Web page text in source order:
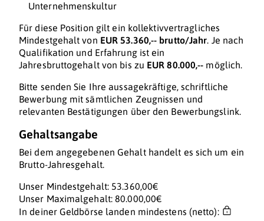
Unternehmenskultur
Für diese Position gilt ein kollektivvertragliches
Mindestgehalt von EUR 53.360,-- brutto/Jahr. Je nach
Qualifikation und Erfahrung ist ein
Jahresbruttogehalt von bis zu EUR 80.000,-- möglich.
Bitte senden Sie Ihre aussagekräftige, schriftliche
Bewerbung mit sämtlichen Zeugnissen und
relevanten Bestätigungen über den Bewerbungslink.
Gehaltsangabe
Bei dem angegebenen Gehalt handelt es sich um ein
Brutto-Jahresgehalt.
Unser Mindestgehalt: 53.360,00€
Unser Maximalgehalt: 80.000,00€
In deiner Geldbörse landen mindestens (netto):